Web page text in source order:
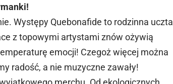
Występy Quebonafide to rodzinna uczta
z topowymi artystami znów ożywią
emocji! Czegoż więcej można
radość, a nie muzyczne zawały!